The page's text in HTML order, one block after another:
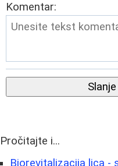
Komentar:
Pročitajte i...
Biorevitalizacija lica -